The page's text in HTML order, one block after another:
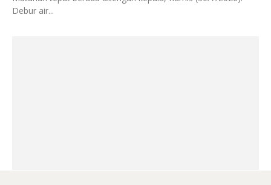
Debur air...